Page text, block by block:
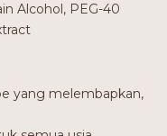
Alcohol, PEG-40
yang melembapkan,